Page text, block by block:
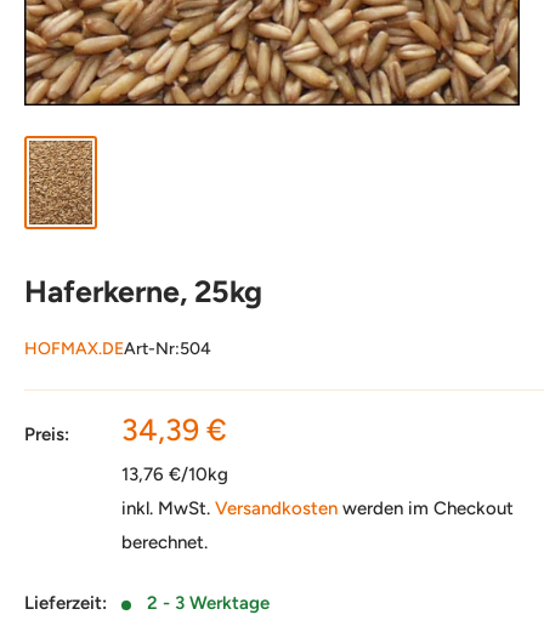
Haferkerne, 25kg
HOFMAX.DEArt-Nr:504
Preis: Sonderpreis
34,39 €
13,76 €/10kg
inkl. MwSt. Versandkosten werden im Checkout
berechnet.
Lieferzeit: 2 - 3 Werktage